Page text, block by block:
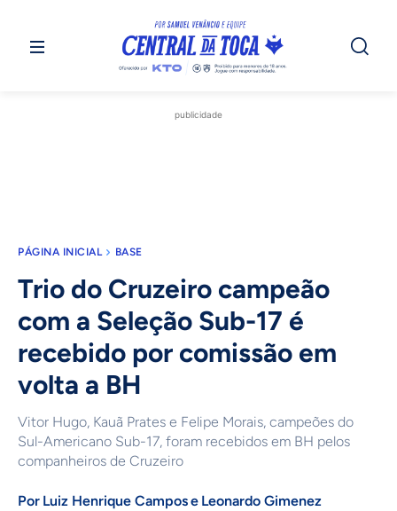
publicidade
PÁGINA INICIAL BASE
Trio do Cruzeiro campeão
com a Seleção Sub-17 é
recebido por comissão em
volta a BH
Vitor Hugo, Kauã Prates e Felipe Morais, campeões do
Sul-Americano Sub-17, foram recebidos em BH pelos
companheiros de Cruzeiro
Por Luiz Henrique Campose Leonardo Gimenez